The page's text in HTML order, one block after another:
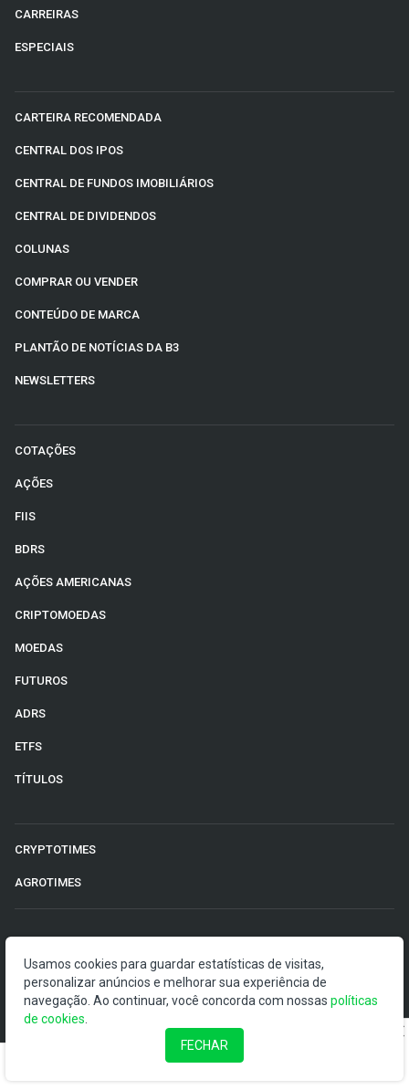
CARREIRAS
ESPECIAIS
CARTEIRA RECOMENDADA
CENTRAL DOS IPOS
CENTRAL DE FUNDOS IMOBILIÁRIOS
CENTRAL DE DIVIDENDOS
COLUNAS
COMPRAR OU VENDER
CONTEÚDO DE MARCA
PLANTÃO DE NOTÍCIAS DA B3
NEWSLETTERS
COTAÇÕES
AÇÕES
FIIS
BDRS
AÇÕES AMERICANAS
CRIPTOMOEDAS
MOEDAS
FUTUROS
ADRS
ETFS
TÍTULOS
CRYPTOTIMES
AGROTIMES
O Money Times publica matérias de cunho jornalístico, que
visam a democratização da informação. Nossas
publicações devem ser compreendidas como boletins
anunciadores e divulgadores, e não como uma
Usamos cookies para guardar estatísticas de visitas,
personalizar anúncios e melhorar sua experiência de
navegação. Ao continuar, você concorda com nossas políticas
de cookies
FECHAR